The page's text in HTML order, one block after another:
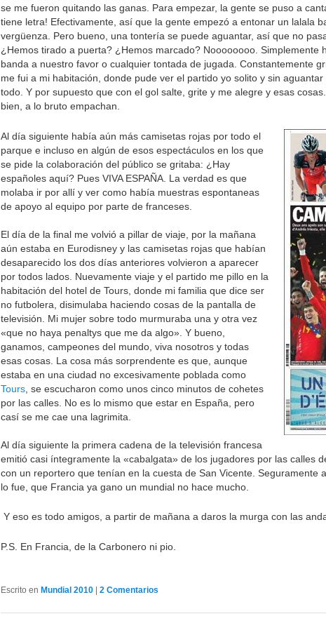
se me fueron quitando las ganas. Para empezar, la gente se puso a
tiene letra! Efectivamente, así que la gente empezó a entonar un lalala
vergüenza. Pero bueno, una tontería se puede aguantar, así que no
¿Hemos tirado a puerta? ¿Hemos marcado? Noooooooo. Simplemente
banda a nuestro favor o cualquier tontada de jugada. Constantemente
me fui a mi habitación, donde pude ver el partido yo solito y sin
todo. Y por supuesto que con el gol salte, grite y me alegre y esas
bien, a lo bruto empachan.
Al día siguiente había aún más camisetas rojas por todo el
parque e incluso en algún de esos espectáculos en los que
se pide la colaboración del público se gritaba: ¿Hay
españoles aquí? Pues VIVA ESPAÑA. La verdad es que
molaba ir por allí y ver como había muestras espontaneas
de apoyo al equipo por parte de franceses.
El día de la final me volvió a pillar de viaje, por la mañana
aún estaba en Eurodisney y las camisetas rojas que habían
desaparecido los dos días anteriores volvieron a aparecer
por todos lados. Nuevamente viaje y el partido me pillo en la
habitación del hotel de Tours, donde mi familia que dice ser
no futbolera, disimulaba haciendo cosas de la pantalla de
televisión. Mi mujer sobre todo murmuraba una y otra vez
«que no haya penaltys que me da algo». Y bueno,
ganamos, campeones del mundo, viva nosotros y todas
esas cosas. La cosa más sorprendente es que, aunque
estaba en una ciudad no excesivamente poblada como
Tours , se escucharon como unos cinco minutos de cohetes
por las calles. No es lo mismo que estar en España, pero
casí se me cae una lagrimita.
Al día siguiente la primera cadena de la televisión francesa
emitió casi íntegramente la «cabalgata» de los jugadores por las calles
con un reportero que tenían en la cuesta de San Vicente.
lo fue, que Francia ya gano un mundial no hace mucho.
Y eso es todo amigos, a partir de mañana a daros la murga con las
P.S. En Francia, de la Carbonero ni pio.
Escrito en Mundial 2010 2 Comentarios